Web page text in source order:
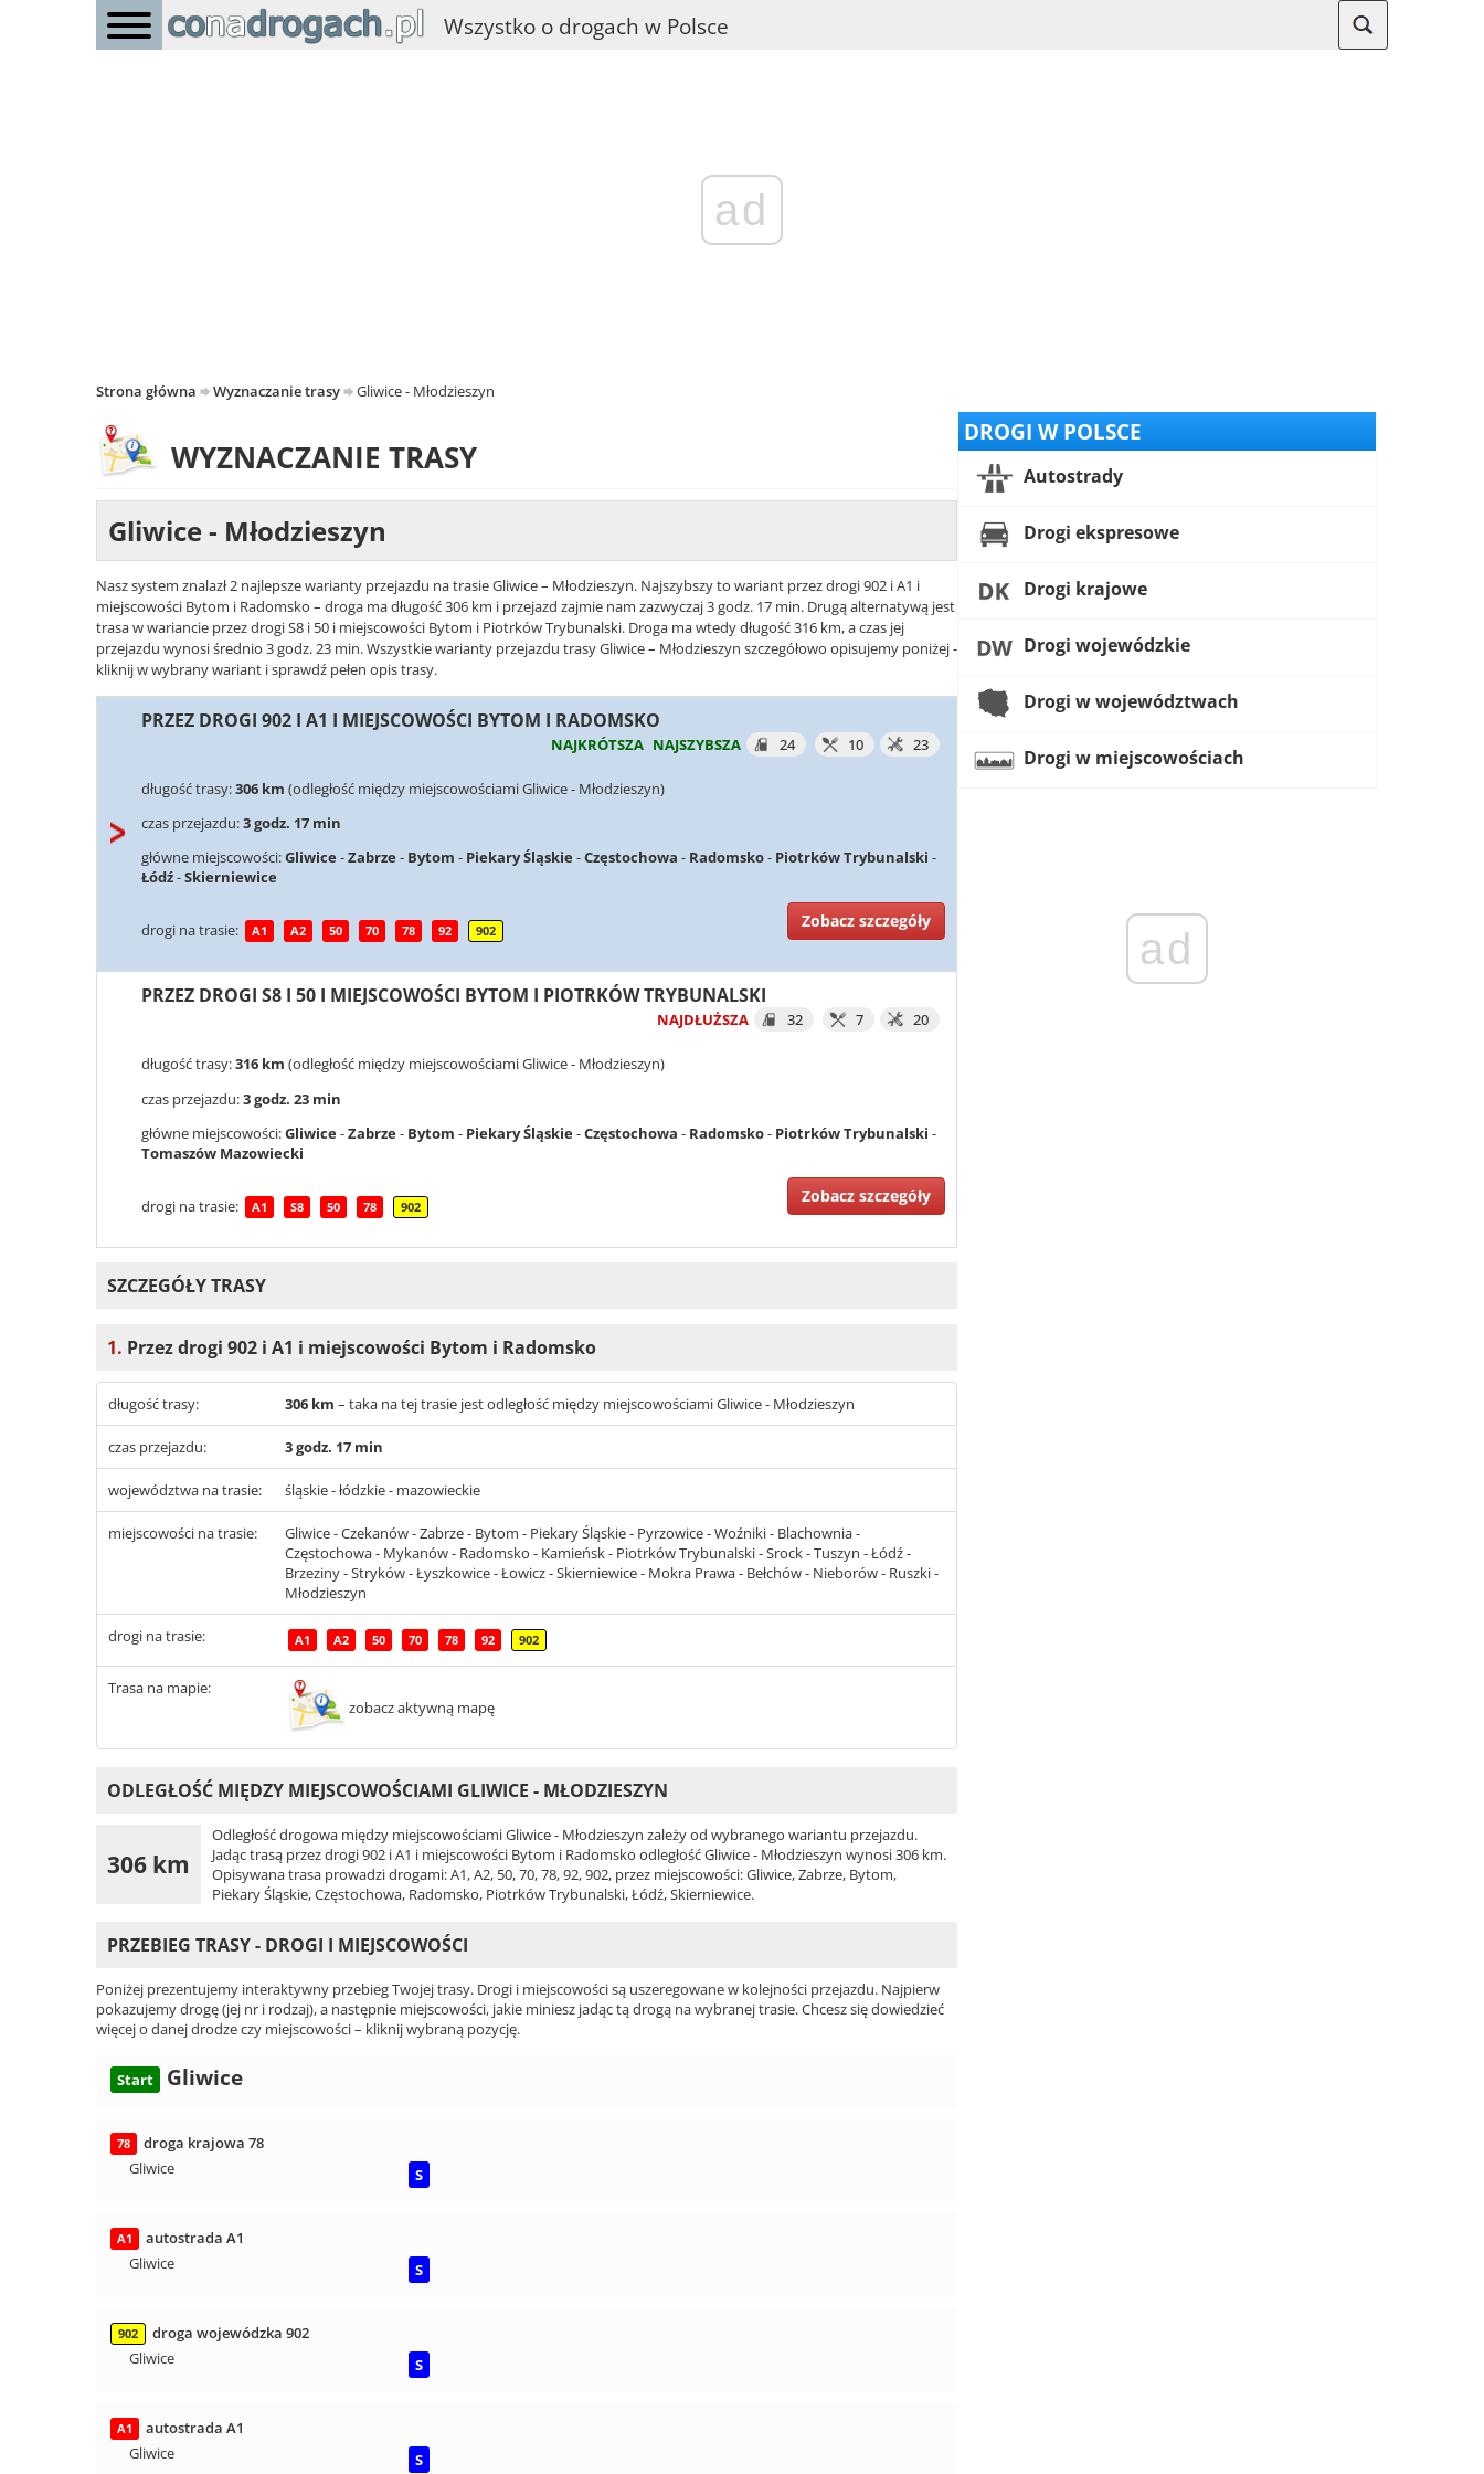
Wszystko o drogach w Polsce
ad
Strona główna Wyznaczanie trasy Gliwice - Młodzieszyn
WYZNACZANIE TRASY
Gliwice - Młodzieszyn
Nasz system znalazł 2 najlepsze warianty przejazdu na trasie Gliwice – Młodzieszyn. Najszybszy to wariant przez drogi 902 i A1 i
miejscowości Bytom i Radomsko – droga ma długość 306 km i przejazd zajmie nam zazwyczaj 3 godz. 17 min. Drugą alternatywą jest
trasa w wariancie przez drogi S8 i 50 i miejscowości Bytom i Piotrków Trybunalski. Droga ma wtedy długość 316 km, a czas jej
przejazdu wynosi średnio 3 godz. 23 min. Wszystkie warianty przejazdu trasy Gliwice – Młodzieszyn szczegółowo opisujemy poniżej -
kliknij w wybrany wariant i sprawdź pełen opis trasy.
PRZEZ DROGI 902 I A1 I MIEJSCOWOŚCI BYTOM I RADOMSKO
NAJKRÓTSZA NAJSZYBSZA 24 10 23
długość trasy:306 km (odległość między miejscowościami Gliwice - Młodzieszyn)
czas przejazdu:3 godz. 17 min
główne miejscowości:Gliwice -Zabrze - Bytom - Piekary Śląskie -Częstochowa - Radomsko- Piotrków Trybunalski -
Łódź-Skierniewice
drogi na trasie: A1 A2 50 70 78 92 902
Zobacz szczegóły
PRZEZ DROGI S8 I 50 I MIEJSCOWOŚCI BYTOM I PIOTRKÓW TRYBUNALSKI
NAJDŁUŻSZA 32 7 20
długość trasy:316 km (odległość między miejscowościami Gliwice - Młodzieszyn)
czas przejazdu:3 godz. 23 min
główne miejscowości:Gliwice-Zabrze- Bytom - Piekary Śląskie-Częstochowa - Radomsko- Piotrków Trybunalski -
Tomaszów Mazowiecki
drogi na trasie: A1 S8 50 78 902
Zobacz szczegóły
SZCZEGÓŁY TRASY
1. Przez drogi 902 i A1 i miejscowości Bytom i Radomsko
długość trasy: 306 km – taka na tej trasie jest odległość między miejscowościami Gliwice - Młodzieszyn
czas przejazdu: 3 godz. 17 min
województwa na trasie: śląskie - łódzkie - mazowieckie
miejscowości na trasie:
Gliwice - Czekanów - Zabrze - Bytom - Piekary Śląskie - Pyrzowice - Woźniki - Blachownia -
Częstochowa - Mykanów - Radomsko - Kamieńsk - Piotrków Trybunalski - Srock - Tuszyn - Łódź -
Brzeziny - Stryków - Łyszkowice - Łowicz - Skierniewice - Mokra Prawa - Bełchów - Nieborów - Ruszki -
Młodzieszyn
drogi na trasie: A1 A2 50 70 78 92 902
Trasa na mapie:
zobacz aktywną mapę
ODLEGŁOŚĆ MIĘDZY MIEJSCOWOŚCIAMI GLIWICE - MŁODZIESZYN
306 km
Odległość drogowa między miejscowościami Gliwice - Młodzieszyn zależy od wybranego wariantu przejazdu.
Jadąc trasą przez drogi 902 i A1 i miejscowości Bytom i Radomsko odległość Gliwice - Młodzieszyn wynosi 306 km.
Opisywana trasa prowadzi drogami: A1, A2, 50, 70, 78, 92, 902, przez miejscowości: Gliwice, Zabrze, Bytom,
Piekary Śląskie, Częstochowa, Radomsko, Piotrków Trybunalski, Łódź, Skierniewice.
PRZEBIEG TRASY - DROGI I MIEJSCOWOŚCI
Poniżej prezentujemy interaktywny przebieg Twojej trasy. Drogi i miejscowości są uszeregowane w kolejności przejazdu. Najpierw
pokazujemy drogę (jej nr i rodzaj), a następnie miejscowości, jakie miniesz jadąc tą drogą na wybranej trasie. Chcesz się dowiedzieć
więcej o danej drodze czy miejscowości – kliknij wybraną pozycję.
Start Gliwice
78
droga krajowa 78
Gliwice
S
A1
autostrada A1
Gliwice
S
902
droga wojewódzka 902
Gliwice
S
A1
autostrada A1
Gliwice
S
DROGI W POLSCE
Autostrady
Drogi ekspresowe
Drogi krajowe
Drogi wojewódzkie
Drogi w województwach
Drogi w miejscowościach
ad